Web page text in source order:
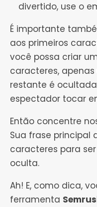
divertido, use o
É importante
aos primeiros
você possa criar
caracteres,
restante é
espectador tocar
Então concentre
Sua frase principal
caracteres para
oculta.
Ah! E, como dica,
ferramenta